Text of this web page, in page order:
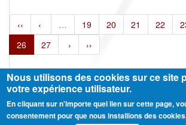
‹‹ ‹ … 19 20 21 22
26
27 › ››
Ⓒ CGT Fédération THCB - Tous les droits
Nous utilisons des cookies sur ce site
votre expérience utilisateur.
En cliquant sur n'importe quel lien sur cette page,
consentement pour que nous installions des